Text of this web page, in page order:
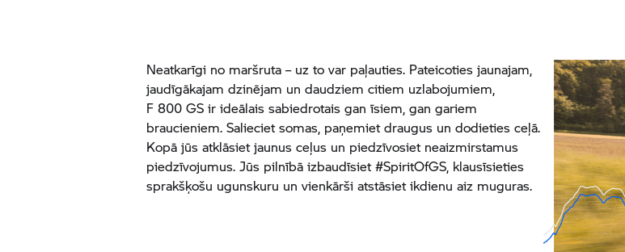
Neatkarīgi no maršruta – uz to var paļauties. Pateicoties jaunajam,
jaudīgākajam dzinējam un daudziem citiem uzlabojumiem,
F 800 GS ir ideālais sabiedrotais gan īsiem, gan gariem
braucieniem. Salieciet somas, paņemiet draugus un dodieties ceļā.
Kopā jūs atklāsiet jaunus ceļus un piedzīvosiet neaizmirstamus
piedzīvojumus. Jūs pilnībā izbaudīsiet#SpiritOfGS, klausīsieties
sprakšķošu ugunskuru un vienkārši atstāsiet ikdienu aiz muguras.